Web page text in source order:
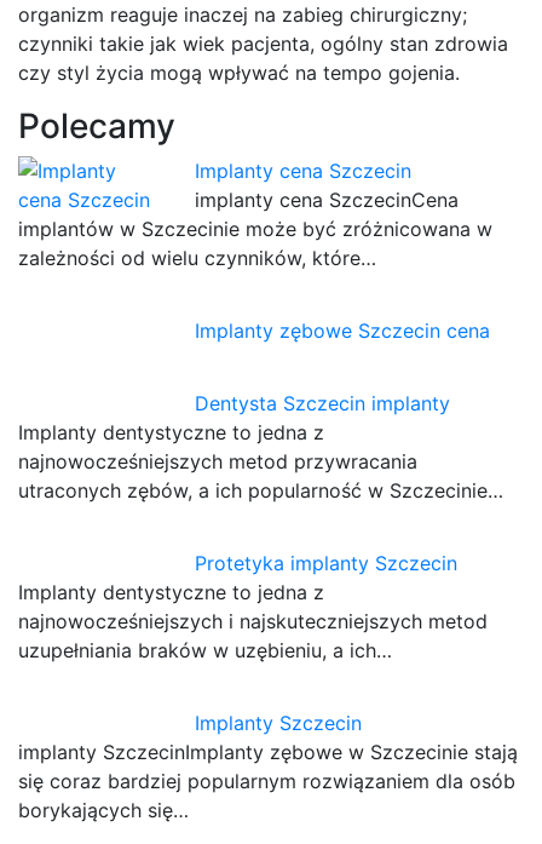
organizm reaguje inaczej na zabieg chirurgiczny;
czynniki takie jak wiek pacjenta, ogólny stan zdrowia
czy styl życia mogą wpływać na tempo gojenia.
Polecamy
Implanty cena Szczecin
implanty cena SzczecinCena
implantów w Szczecinie może być zróżnicowana w
zależności od wielu czynników, które…
Implanty zębowe Szczecin cena
Dentysta Szczecin implanty
Implanty dentystyczne to jedna z
najnowocześniejszych metod przywracania
utraconych zębów, a ich popularność w Szczecinie…
Protetyka implanty Szczecin
Implanty dentystyczne to jedna z
najnowocześniejszych i najskuteczniejszych metod
uzupełniania braków w uzębieniu, a ich…
Implanty Szczecin
implanty SzczecinImplanty zębowe w Szczecinie stają
się coraz bardziej popularnym rozwiązaniem dla osób
borykających się…